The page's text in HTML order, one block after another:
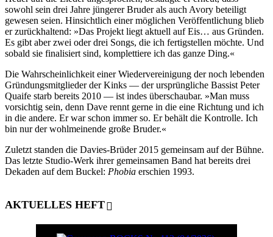
sowohl sein drei Jahre jüngerer Bruder als auch Avory beteiligt
gewesen seien. Hinsichtlich einer möglichen Veröffentlichung blieb
er zurückhaltend: »Das Projekt liegt aktuell auf Eis… aus Gründen.
Es gibt aber zwei oder drei Songs, die ich fertigstellen möchte. Und
sobald sie finalisiert sind, komplettiere ich das ganze Ding.«
Die Wahrscheinlichkeit einer Wiedervereinigung der noch lebenden
Gründungsmitglieder der Kinks — der ursprüngliche Bassist Peter
Quaife starb bereits 2010 — ist indes überschaubar. »Man muss
vorsichtig sein, denn Dave rennt gerne in die eine Richtung und ich
in die andere. Er war schon immer so. Er behält die Kontrolle. Ich
bin nur der wohlmeinende große Bruder.«
Zuletzt standen die Davies-Brüder 2015 gemeinsam auf der Bühne.
Das letzte Studio-Werk ihrer gemeinsamen Band hat bereits drei
Dekaden auf dem Buckel: Phobia erschien 1993.
AKTUELLES HEFT